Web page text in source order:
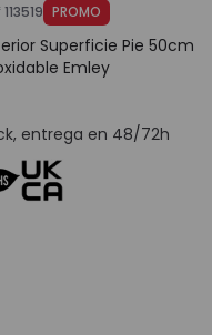
113519 PROMO
Superficie Pie 50cm
Emley
entrega en 48/72h